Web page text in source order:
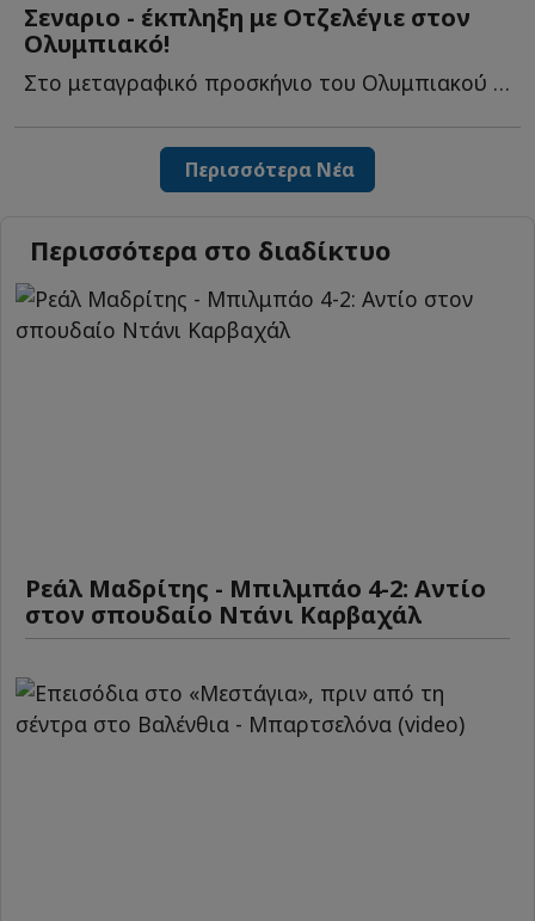
Σεναριο - έκπληξη με Οτζελέγιε στον
Ολυμπιακό!
Στο μεταγραφικό προσκήνιο του Ολυμπιακού παραμένει η...
Περισσότερα Νέα
Περισσότερα στο διαδίκτυο
Ρεάλ Μαδρίτης - Μπιλμπάο 4-2: Αντίο
στον σπουδαίο Ντάνι Καρβαχάλ